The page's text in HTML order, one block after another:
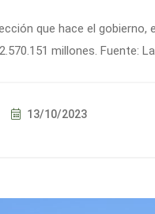
que hace el gobierno,
millones. Fuente:
13/10/2023